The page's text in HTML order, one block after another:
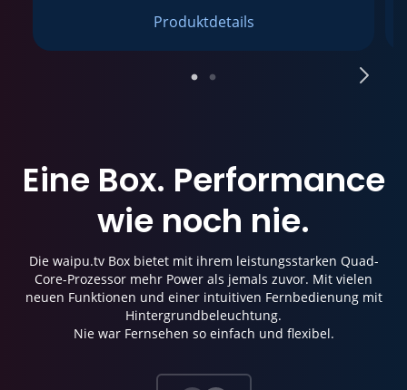
Produktdetails
Eine Box. Performance
wie noch nie.
Die waipu.tv Box bietet mit ihrem leistungsstarken Quad-
Core-Prozessor mehr Power als jemals zuvor. Mit vielen
neuen Funktionen und einer intuitiven Fernbedienung mit
Hintergrundbeleuchtung.
Nie war Fernsehen so einfach und flexibel.